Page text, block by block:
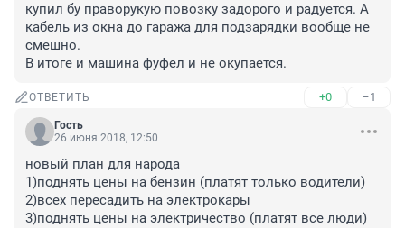
купил бу праворукую повозку задорого и радуется. А
кабель из окна до гаража для подзарядки вообще не
смешно.
В итоге и машина фуфел и не окупается.
ОТВЕТИТЬ +0 –1
Гость
26 июня 2018, 12:50
новый план для народа
1)поднять цены на бензин (платят только водители)
2)всех пересадить на электрокары
3)поднять цены на электричество (платят все люди)